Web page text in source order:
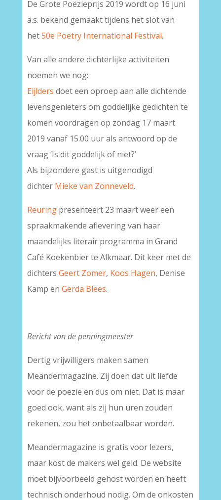
De Grote Poëzieprijs 2019 wordt op 16 juni
a.s. bekend gemaakt tijdens het slot van
het50e Poetry International Festival.
Van alle andere dichterlijke activiteiten
noemen we nog:
Eijlders doet een oproep aan alle dichtende
levensgenieters om goddelijke gedichten te
komen voordragen op zondag 17 maart
2019 vanaf 15.00 uur als antwoord op de
vraag ‘Is dit goddelijk of niet?’
Als bijzondere gast is uitgenodigd
dichter Mieke van Zonneveld.
Reuringpresenteert 23 maart weer een
spraakmakende aflevering van haar
maandelijks literair programma in Grand
Café Koekenbier te Alkmaar. Dit keer met de
dichters Geert Zomer, Koos Hagen, Denise
Kamp en Gerda Blees.
Bericht van de penningmeester
Dertig vrijwilligers maken samen
Meandermagazine. Zij doen dat uit liefde
voor de poëzie en dus om niet. Dat is maar
goed ook, want als zij hun uren zouden
rekenen, zou het onbetaalbaar worden.
Meandermagazine is gratis voor lezers,
maar kost de makers wel geld. De website
moet bijvoorbeeld gehost worden en heeft
technisch onderhoud nodig. Om de onkosten